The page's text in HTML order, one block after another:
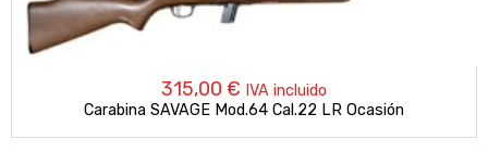
315,00 € IVA incluido
Carabina SAVAGE Mod.64 Cal.22 LR Ocasión